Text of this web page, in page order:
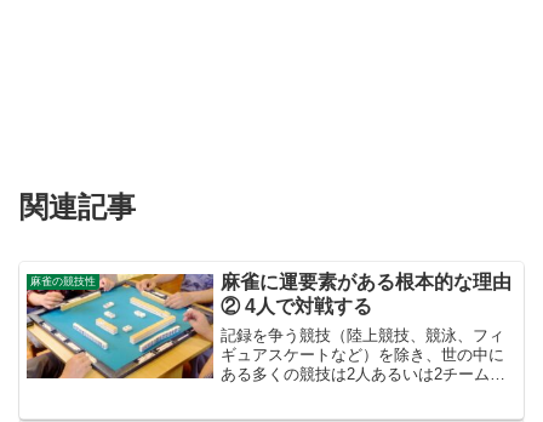
関連記事
麻雀の競技性
麻雀に運要素がある根本的な理由
② 4人で対戦する
記録を争う競技（陸上競技、競泳、フィ
ギュアスケートなど）を除き、世の中に
ある多くの競技は2人あるいは2チームで